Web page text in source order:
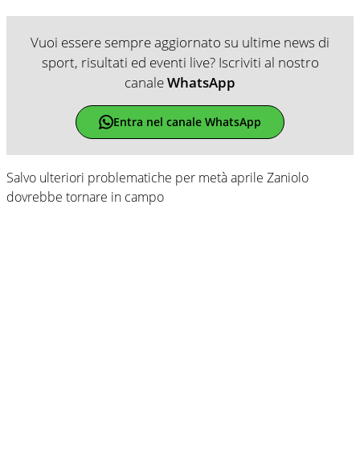
Vuoi essere sempre aggiornato su ultime news di
sport, risultati ed eventi live? Iscriviti al nostro
canaleWhatsApp
Entra nel canale WhatsApp
Salvo ulteriori problematiche per metà aprile Zaniolo
dovrebbe tornare in campo